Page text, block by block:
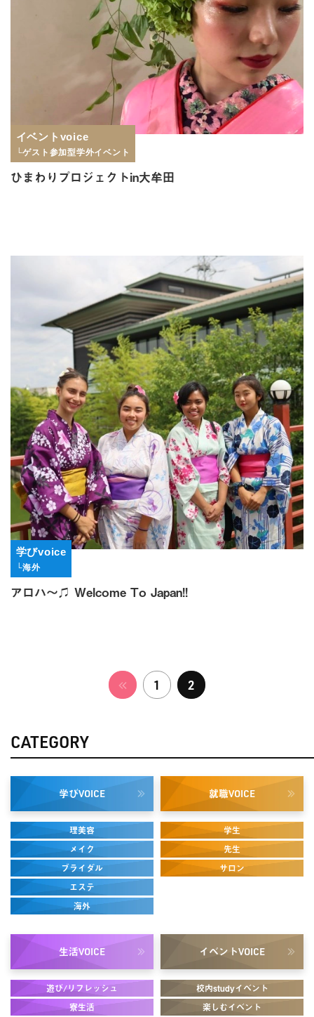
イベントvoice
└ゲスト参加型学外イベント
ひまわりプロジェクトin大牟田
学びvoice
└海外
アロハ〜♫ Welcome To Japan!!
1 2
CATEGORY
学びVOICE
理美容
メイク
ブライダル
エステ
海外
就職VOICE
学生
先生
サロン
生活VOICE
遊び/リフレッシュ
寮生活
イベントVOICE
校内studyイベント
楽しむイベント